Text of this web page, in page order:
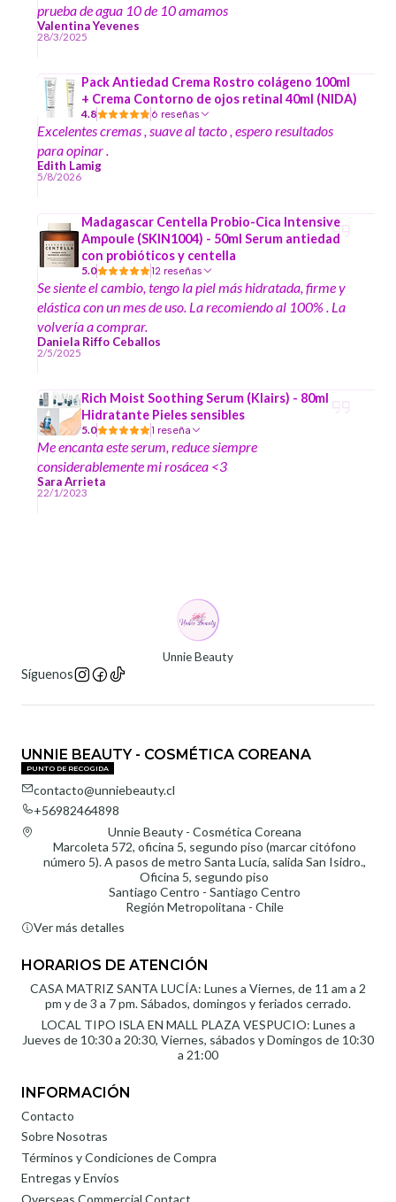
prueba de agua 10 de 10 amamos
Valentina Yevenes
28/3/2025
Pack Antiedad Crema Rostro colágeno 100ml
+ Crema Contorno de ojos retinal 40ml (NIDA)
4.8 6 reseñas
Excelentes cremas , suave al tacto , espero resultados
para opinar .
Edith Lamig
5/8/2026
Madagascar Centella Probio-Cica Intensive
Ampoule (SKIN1004) - 50ml Serum antiedad
con probióticos y centella
5.0 12 reseñas
Se siente el cambio, tengo la piel más hidratada, firme y
elástica con un mes de uso. La recomiendo al 100% . La
volvería a comprar.
Daniela Riffo Ceballos
2/5/2025
Rich Moist Soothing Serum (Klairs) - 80ml
Hidratante Pieles sensibles
5.0 1 reseña
Me encanta este serum, reduce siempre
considerablemente mi rosácea <3
Sara Arrieta
22/1/2023
Unnie Beauty
Síguenos
UNNIE BEAUTY - COSMÉTICA COREANA
PUNTO DE RECOGIDA
contacto@unniebeauty.cl
+56982464898
Unnie Beauty - Cosmética Coreana
Marcoleta 572, oficina 5, segundo piso (marcar citófono
número 5). A pasos de metro Santa Lucía, salida San Isidro.,
Oficina 5, segundo piso
Santiago Centro - Santiago Centro
Región Metropolitana - Chile
Ver más detalles
HORARIOS DE ATENCIÓN
CASA MATRIZ SANTA LUCÍA: Lunes a Viernes, de 11 am a 2
pm y de 3 a 7 pm. Sábados, domingos y feriados cerrado.
LOCAL TIPO ISLA EN MALL PLAZA VESPUCIO: Lunes a
Jueves de 10:30 a 20:30, Viernes, sábados y Domingos de 10:30
a 21:00
INFORMACIÓN
Contacto
Sobre Nosotras
Términos y Condiciones de Compra
Entregas y Envíos
Overseas Commercial Contact